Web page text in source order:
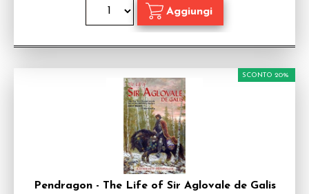
Pendragon - The Life of Sir Aglovale de Galis
SCONTO 20%